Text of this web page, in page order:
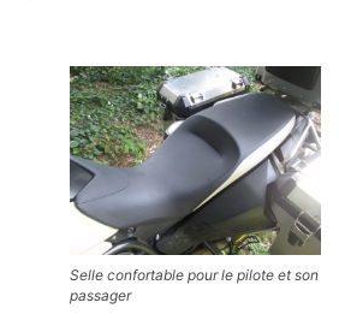
Selle confortable pour le pilote et son
passager